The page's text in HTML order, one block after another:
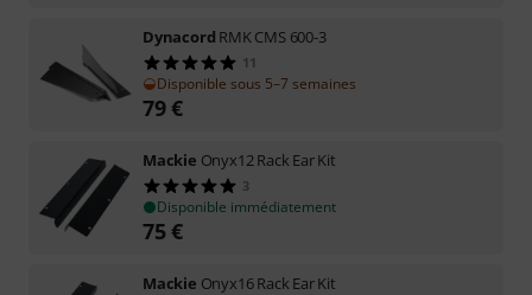
Dynacord RMK CMS 600-3
11
Disponible sous 5–7 semaines
79€
Mackie Onyx12 Rack Ear Kit
3
Disponible immédiatement
75€
Mackie Onyx16 Rack Ear Kit